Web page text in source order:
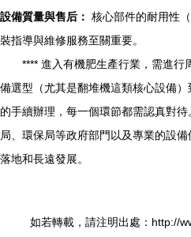
設備質量與售后： 核心部件的耐用性
裝指導與維修服務至關重要。
**** 進入有機肥生產行業，需進行
備選型（尤其是翻堆機這類核心設備
的手續辦理，每一個環節都需認真對
局、環保局等政府部門以及專業的設
落地和長遠發展。
如若轉載，請注明出處：http://